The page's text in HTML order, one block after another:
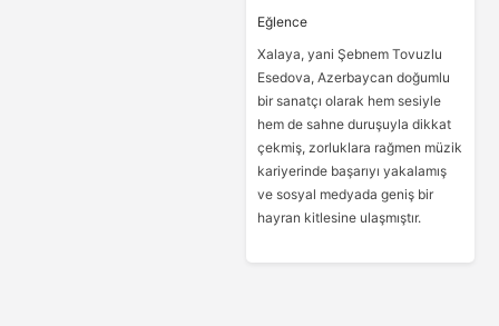
Eğlence
Xalaya, yani Şebnem Tovuzlu
Esedova, Azerbaycan doğumlu
bir sanatçı olarak hem sesiyle
hem de sahne duruşuyla dikkat
çekmiş, zorluklara rağmen müzik
kariyerinde başarıyı yakalamış
ve sosyal medyada geniş bir
hayran kitlesine ulaşmıştır.